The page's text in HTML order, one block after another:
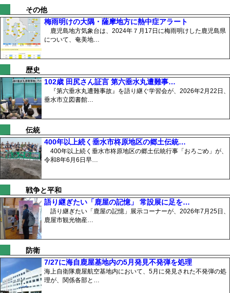
その他
梅雨明けの大隅・薩摩地方に熱中症アラート
鹿児島地方気象台は、2024年７月17日に梅雨明けした鹿児島県
について、奄美地…
歴史
102歳 田尻さん証言 第六垂水丸遭難事…
『第六垂水丸遭難事故』を語り継ぐ学習会が、2026年2月22日、
垂水市立図書館…
伝統
400年以上続く垂水市柊原地区の郷土伝統…
400年以上続く垂水市柊原地区の郷土伝統行事「おろごめ」が、
令和8年6月6日早…
戦争と平和
語り継ぎたい「鹿屋の記憶」 常設展に足を…
語り継ぎたい「鹿屋の記憶」展示コーナーが、2026年7月25日、
鹿屋市観光物産…
防衛
7/27に海自鹿屋基地内の5月発見不発弾を処理
海上自衛隊鹿屋航空基地内において、5月に発見された不発弾の処
理が、関係各部と…